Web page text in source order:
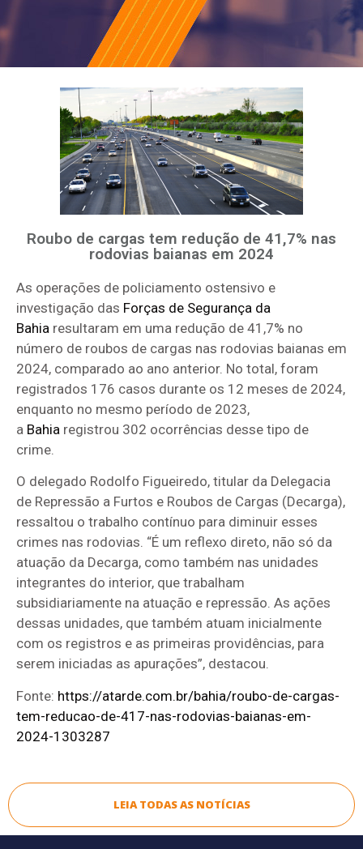
Roubo de cargas tem redução de 41,7% nas
rodovias baianas em 2024
As operações de policiamento ostensivo e
investigação das Forças de Segurança da
Bahia resultaram em uma redução de 41,7% no
número de roubos de cargas nas rodovias baianas em
2024, comparado ao ano anterior. No total, foram
registrados 176 casos durante os 12 meses de 2024,
enquanto no mesmo período de 2023,
a Bahia registrou 302 ocorrências desse tipo de
crime.
O delegado Rodolfo Figueiredo, titular da Delegacia
de Repressão a Furtos e Roubos de Cargas (Decarga),
ressaltou o trabalho contínuo para diminuir esses
crimes nas rodovias. “É um reflexo direto, não só da
atuação da Decarga, como também nas unidades
integrantes do interior, que trabalham
subsidiariamente na atuação e repressão. As ações
dessas unidades, que também atuam inicialmente
com os registros e as primeiras providências, para
serem iniciadas as apurações”, destacou.
Fonte: https://atarde.com.br/bahia/roubo-de-cargas-
tem-reducao-de-417-nas-rodovias-baianas-em-
2024-1303287
LEIA TODAS AS NOTÍCIAS